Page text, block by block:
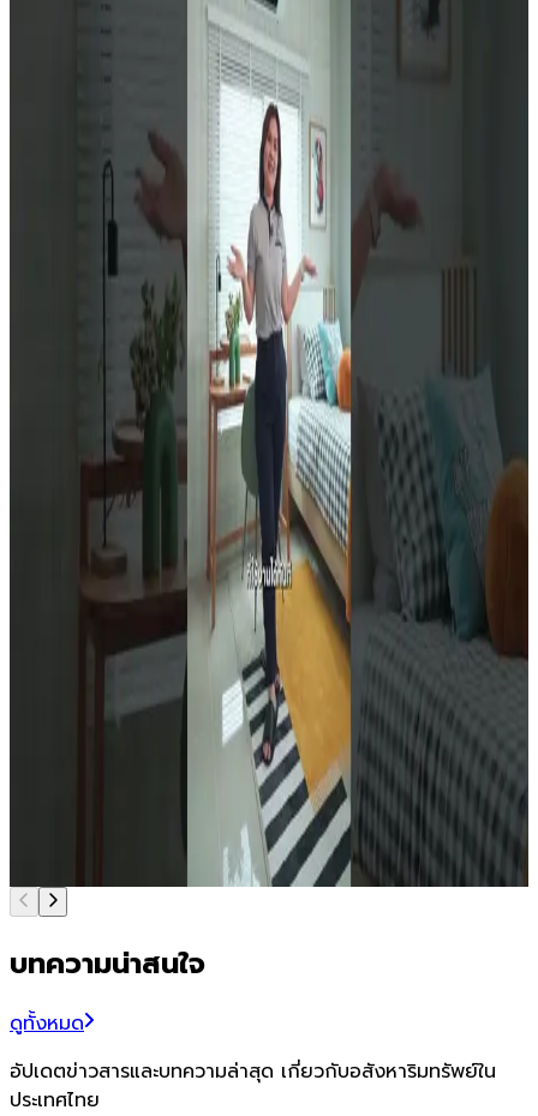
อุบลราชธานี เพียง 10 นาที* บ้านเดี่ยวรุ่นใหม่ แบบ NEO ที่ตอบ
โจทย์การใช้ชีวิตของครอบครัวยุคใหม่ได้อย่างลงตัว😊 : ฟังก์ชัน
3 ห้องนอน (1 ห้องนอนล่าง) 3 ห้องน้ำ 2 ที่จอดรถ พท. ใช้สอย
145 ตร.ม. ภายในบ้านออกแบบพื้นที่ใช้สอยได้อย่างกว้างขวาง
โปร่งโล่ง และใช้งานได้จริงในทุกมุม 💙 โปรโมชันเดือนนี้ ฟรี!
เฟอร์นิเจอร์บิวท์อิน ฟรี! ผ้าม่านโปร่ง–ทึบ แบบโชว์รางทั้งหลัง
ฟรี! แอร์* ฟรี! SMART SECURITY ภายในบ้าน ฟรี! ระบบรองรับ
การติดตั้ง EV Charger สำหรับผู้ใช้งานรถยนต์ไฟฟ้า ฟรี! ค่า
โอนกรรมสิทธิ์ เพราะบ้านที่ "ใช่" ไม่ใช่แค่เลือกบ้านสวย และมี
ฟังก์ชันครบ แต่ยังต้องเลือกบ้านบนทำเลที่ "ใช่" เพื่อลดค่าใช้จ่าย
และการใช้ชีวิตได้จริง เริ่ม 3-4 ล้านบาท* "มั่นใจในมาตรฐานการ
ก่อสร้าง ด้วยวัสดุคุณภาพอย่างดี และมีการตรวจสอบคุณภาพ
ทุกขั้นตอน บ้านทุกหลังผ่านการตรวจ QC อย่างมั่นใจ" 🏡🔨
"Sarin Smart Service" ทีมบริการหลังการขาย พร้อมดูแลและ
ให้ความช่วยเหลือคุณเสมอ” 👷
#บ้านอุบล
#บ้านจัดสรรอุบล
#บ้านหรูอุบล #บ้านสาริน #บ้านสารินอุบล #บ้านเดี่ยวอุบล
✍
เลือกบ้านที่ "ใช่" บ้านที่ใช่คือ "ความสุข" 📞 โทรเลย: 08 8595
5488 💬 ทักแชทสอบถาม: https://lin.ee/INt8GHk 🌐 ข้อมูล
โครงการ: https://www.baansarin.com/sarin-nova-don-
klang 🎯 ที่ตั้งโครงการ:
https://maps.app.goo.gl/GSnKSPnXggjewrh96 ติดตาม
เรื่องราวเพื่อชีวิตดี เลือกบ้านที่ "ใช่" บ้านที่ใช่คือ "ความสุข" จาก
บ้านสาริน • Website : https://www.baansarin.com/ •
Youtube : https://www.youtube.com/ • Facebook :
https://www.facebook.com/baansarin.ubon •
Instagram : https://www.instagram.com/baansarin •
TikTok : https://www.tiktok.com/@baansarin •
Threads : https://www.threads.com/@baansarin/
บทความน่าสนใจ
ดูทั้งหมด
อัปเดตข่าวสารและบทความล่าสุด เกี่ยวกับอสังหาริมทรัพย์ใน
ประเทศไทย